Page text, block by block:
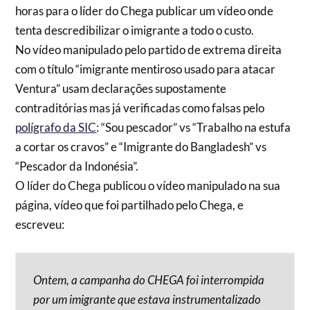
horas para o líder do Chega publicar um vídeo onde
tenta descredibilizar o imigrante a todo o custo.
No vídeo manipulado pelo partido de extrema direita
com o título “imigrante mentiroso usado para atacar
Ventura” usam declarações supostamente
contraditórias mas já verificadas como falsas pelo
polígrafo da SIC: “Sou pescador” vs “Trabalho na estufa
a cortar os cravos” e “Imigrante do Bangladesh” vs
“Pescador da Indonésia”.
O líder do Chega publicou o vídeo manipulado na sua
página, vídeo que foi partilhado pelo Chega, e
escreveu:
Ontem, a campanha do CHEGA foi interrompida
por um imigrante que estava instrumentalizado